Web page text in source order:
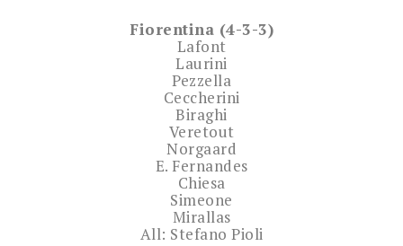
Fiorentina (4-3-3)
Lafont
Laurini
Pezzella
Ceccherini
Biraghi
Veretout
Norgaard
E. Fernandes
Chiesa
Simeone
Mirallas
All: Stefano Pioli